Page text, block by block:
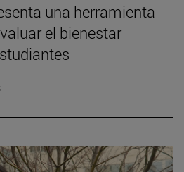
una herramienta
el bienestar